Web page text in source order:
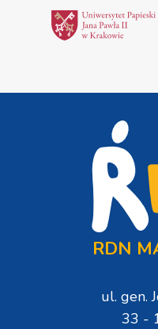
RDN
ul. gen.
33 -